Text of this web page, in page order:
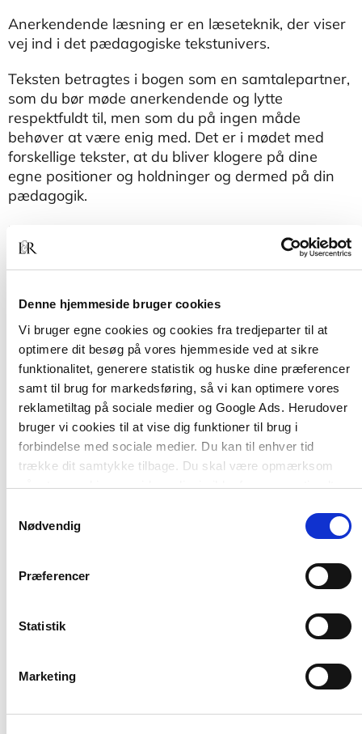
Denne hjemmeside bruger cookies
Vi bruger egne cookies og cookies fra tredjeparter til at
optimere dit besøg på vores hjemmeside ved at sikre
funktionalitet, generere statistik og huske dine præferencer
samt til brug for markedsføring, så vi kan optimere vores
reklametiltag på sociale medier og Google Ads. Herudover
bruger vi cookies til at vise dig funktioner til brug i
forbindelse med sociale medier. Du kan til enhver tid
trække dit samtykke tilbage. Du skal være opmærksom
på, at vores hjemmeside muligvis ikke fungerer optimalt,
samtykke.
Nødvendig
Præferencer
Statistik
Marketing
Anerkendende læsning er en læseteknik, der viser
vej ind i det pædagogiske tekstunivers.
Teksten betragtes i bogen som en samtalepartner,
som du bør møde anerkendende og lytte
respektfuldt til, men som du på ingen måde
behøver at være enig med. Det er i mødet med
forskellige tekster, at du bliver klogere på dine
egne positioner og holdninger og dermed på din
pædagogik.
Bogen udstyrer dig med en række læsemodeller,
som kan støtte dig igennem hele dit studie.
Samtidig introduceres du til pædagogiske
med.